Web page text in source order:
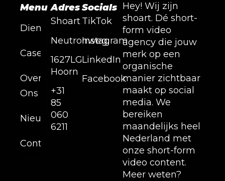
Diensten
Cases
Over
Ons
Nieuws
Contact
Menu Adres
Shoart
Neutronweg,
1627LG
Hoorn
+31
85
060
6211
Socials
TikTok
Instagram
LinkedIn
Facebook
Hey! Wij zijn
shoart. Dé short-
form video
agency die jouw
merk op een
organische
manier zichtbaar
maakt op social
media. We
bereiken
maandelijks heel
Nederland met
onze short-form
video content.
Meer weten?